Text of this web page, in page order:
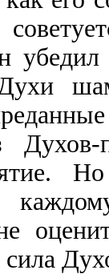
убедил
сила